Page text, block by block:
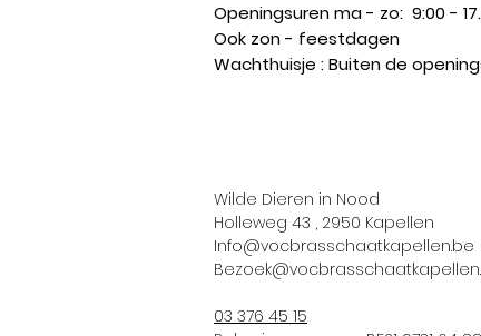
Openingsuren ma - zo: 9:00 -
Ook zon - feestdagen ​
Wachthuisje : Buiten de
Wilde Dieren in Nood
Holleweg 43 , 2950 Kapellen
Info@vocbrasschaatkapellen.be
03 376 45 15